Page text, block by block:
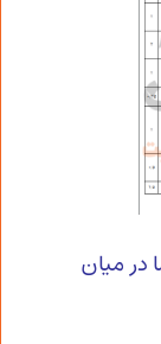
در میان